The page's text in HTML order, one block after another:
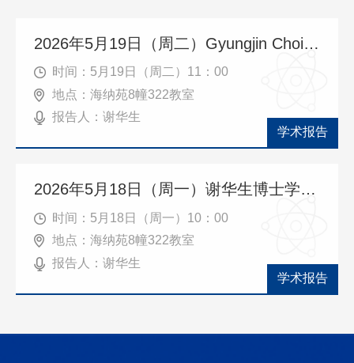
2026年5月19日（周二）Gyungjin Choi教授学术报告
时间：5月19日（周二）11：00
地点：海纳苑8幢322教室
报告人：谢华生
学术报告
2026年5月18日（周一）谢华生博士学术报告
时间：5月18日（周一）10：00
地点：海纳苑8幢322教室
报告人：谢华生
学术报告